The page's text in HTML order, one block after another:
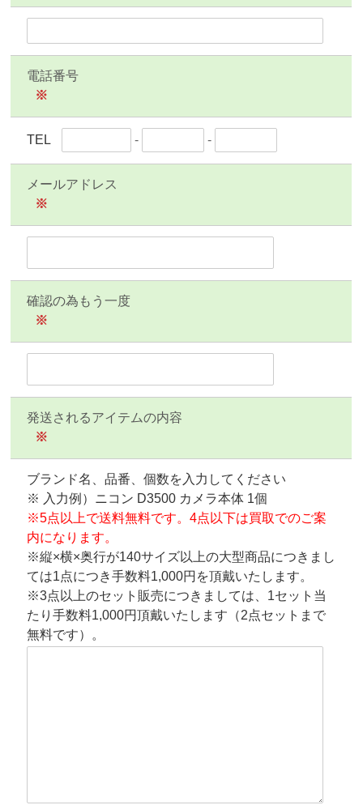
電話番号
※
TEL - -
メールアドレス
※
確認の為もう一度
※
発送されるアイテムの内容
※
ブランド名、品番、個数を入力してください
※ 入力例）ニコン D3500 カメラ本体 1個
※5点以上で送料無料です。4点以下は買取でのご案
内になります。
※縦×横×奥行が140サイズ以上の大型商品につきまし
ては1点につき手数料1,000円を頂戴いたします。
※3点以上のセット販売につきましては、1セット当
たり手数料1,000円頂戴いたします（2点セットまで
無料です）。